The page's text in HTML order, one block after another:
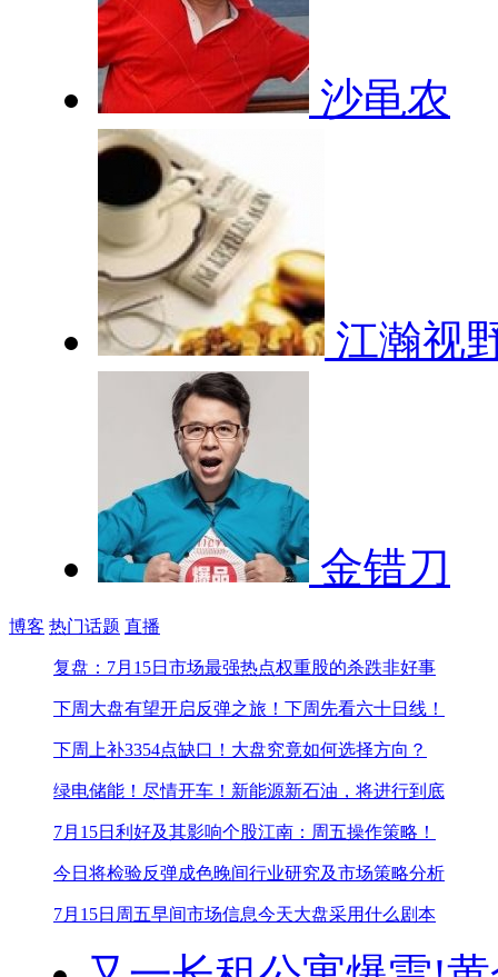
沙黾农
江瀚视
金错刀
博客 热门话题 直播
复盘：7月15日市场最强热点权重股的杀跌非好事
下周大盘有望开启反弹之旅！ 下周先看六十日线！
下周上补3354点缺口！ 大盘究竟如何选择方向？
绿电储能！尽情开车！ 新能源新石油，将进行到底
7月15日利好及其影响个股江南：周五操作策略！
今日将检验反弹成色晚间行业研究及市场策略分析
7月15日周五早间市场信息今天大盘采用什么剧本